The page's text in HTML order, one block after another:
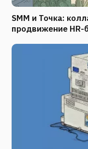
SMM и Точка:
продвижение HR-